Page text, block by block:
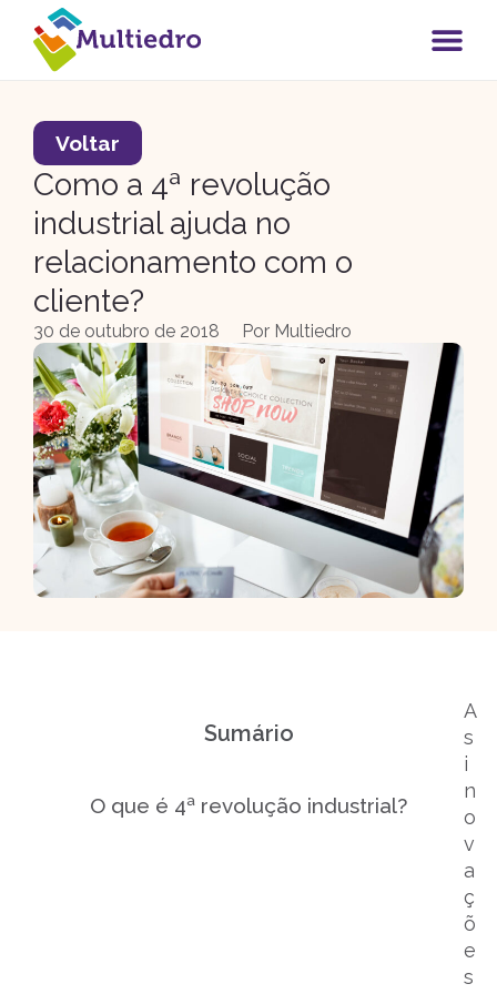
Voltar
Como a 4ª revolução
industrial ajuda no
relacionamento com o
cliente?
30 de outubro de 2018 Por Multiedro
A
s
i
n
o
v
a
ç
õ
e
s
Sumário
O que é 4ª revolução industrial?